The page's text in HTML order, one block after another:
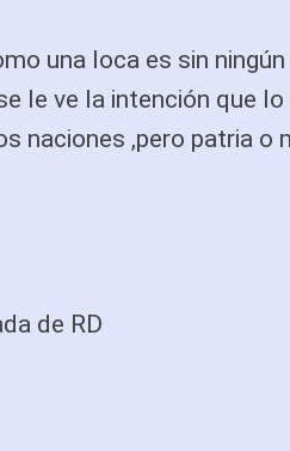
una loca es sin ningún
le ve la intención que lo
naciones ,pero patria o
de RD